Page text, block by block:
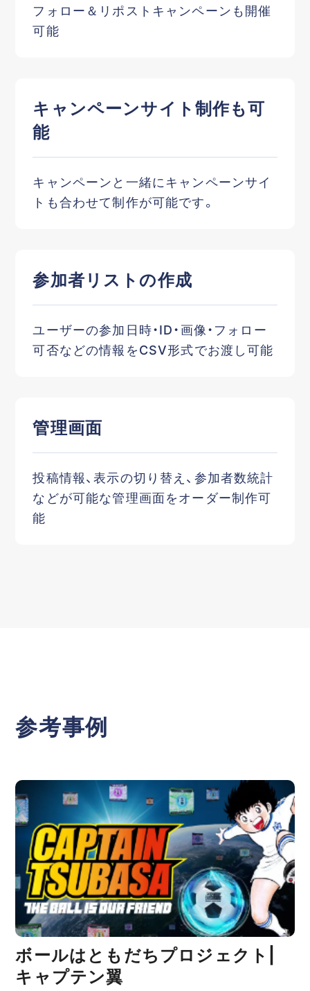
フォロー＆リポストキャンペーンも開催
可能
キャンペーンサイト制作も可
能
キャンペーンと一緒にキャンペーンサイ
トも合わせて制作が可能です。
参加者リストの作成
ユーザーの参加日時・ID・画像・フォロー
可否などの情報をCSV形式でお渡し可能
管理画面
投稿情報、表示の切り替え、参加者数統計
などが可能な管理画面をオーダー制作可
能
参考事例
ボールはともだちプロジェクト|
キャプテン翼